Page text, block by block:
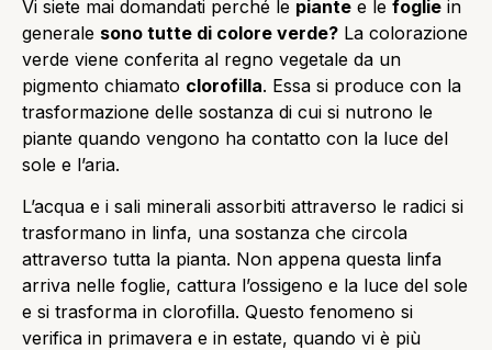
Vi siete mai domandati perché le piante e le foglie in
generale sono tutte di colore verde? La colorazione
verde viene conferita al regno vegetale da un
pigmento chiamato clorofilla. Essa si produce con la
trasformazione delle sostanza di cui si nutrono le
piante quando vengono ha contatto con la luce del
sole e l’aria.
L’acqua e i sali minerali assorbiti attraverso le radici si
trasformano in linfa, una sostanza che circola
attraverso tutta la pianta. Non appena questa linfa
arriva nelle foglie, cattura l’ossigeno e la luce del sole
e si trasforma in clorofilla. Questo fenomeno si
verifica in primavera e in estate, quando vi è più